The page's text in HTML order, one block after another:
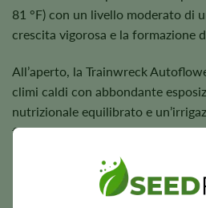
81 °F) con un livello moderato di
crescita vigorosa e la formazione
All’aperto, la Trainwreck
climi caldi con abbondante
nutrizionale equilibrato e
fioritura automatica consente